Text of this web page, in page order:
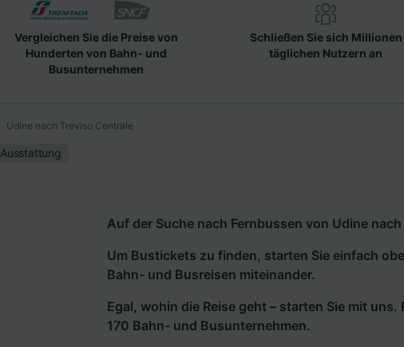
Vergleichen Sie die Preise von
Hunderten von Bahn- und
Busunternehmen
Schließen Sie sich Millionen
täglichen Nutzern an
Udine nach Treviso Centrale
Ausstattung
Auf der Suche nach Fernbussen von Udine
Um Bustickets zu finden, starten Sie einfach
Bahn- und Busreisen miteinander.
Egal, wohin die Reise geht – starten Sie mit
170 Bahn- und Busunternehmen.